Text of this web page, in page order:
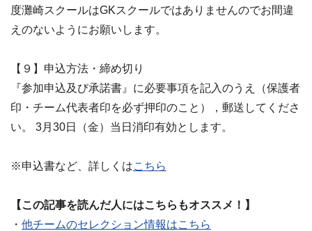
度灘崎スクールはGKスクールではありませんのでお間違
えのないようにお願いします。
【９】申込方法・締め切り
『参加申込及び承諾書』に必要事項を記入のうえ（保護者
印・チーム代表者印を必ず押印のこと），郵送してくださ
い。 3月30日（金）当日消印有効とします。
※申込書など、詳しくはこちら
【この記事を読んだ人にはこちらもオススメ！】
・ 他チームのセレクション情報はこちら